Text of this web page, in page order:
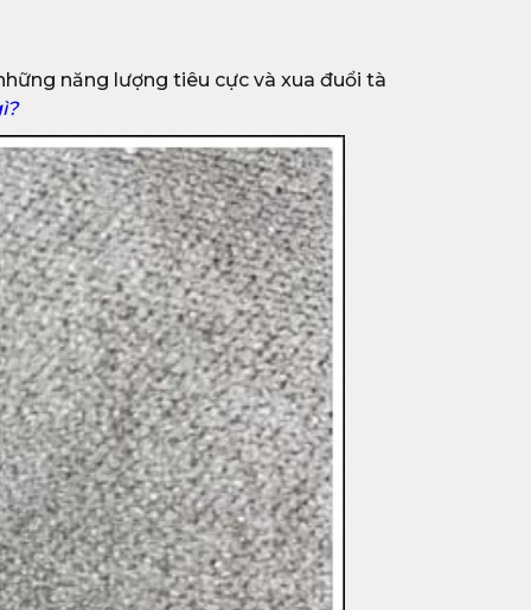
năng lượng tiêu cực và xua đuổi tà